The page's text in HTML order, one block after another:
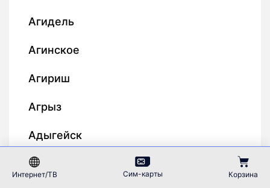
Агидель
Агинское
Агириш
Агрыз
Адыгейск
Азнакаево
Интернет/ТВ Сим-карты Корзина